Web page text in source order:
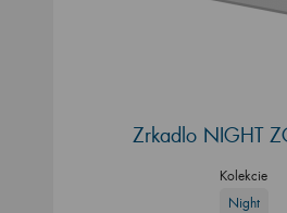
Zrkadlo NIGHT
Kolekcie
Night